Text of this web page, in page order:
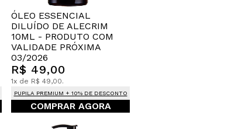
ÓLEO ESSENCIAL
DILUÍDO DE ALECRIM
10ML - PRODUTO COM
VALIDADE PRÓXIMA
03/2026
R$ 49,00
1x de R$ 49,00.
PUPILA PREMIUM + 10% DE DESCONTO
COMPRAR AGORA